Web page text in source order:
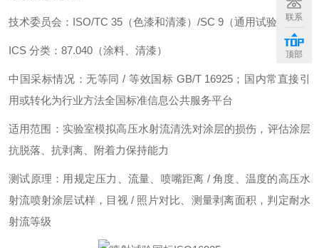
技术委员会：ISO/TC 35（色漆和清漆）/SC 9（通用试验方法）
ICS 分类：87.040（涂料、清漆）
中国采标情况：无等同 / 等效国标 GB/T 16925；国内常直接引
用或转化为行业方法全国标准信息公共服务平台
适用范围：实验室模拟高压水射流清洗对涂层的损伤，评估涂层
抗脱落、抗剥离、附着力保持能力
测试原理：用规定压力、流量、喷嘴距离 / 角度、温度的高压水
射流喷射涂层试样，目视 / 照片对比、测量剥离面积，判定耐水
射流等级
联系
顶部